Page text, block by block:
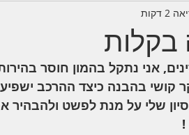
בקלות
דקות
אני נתקל בהמון חוסר
קושי בהבנה כיצד ההרכב
שלי על מנת לפשט ולהבהיר
!